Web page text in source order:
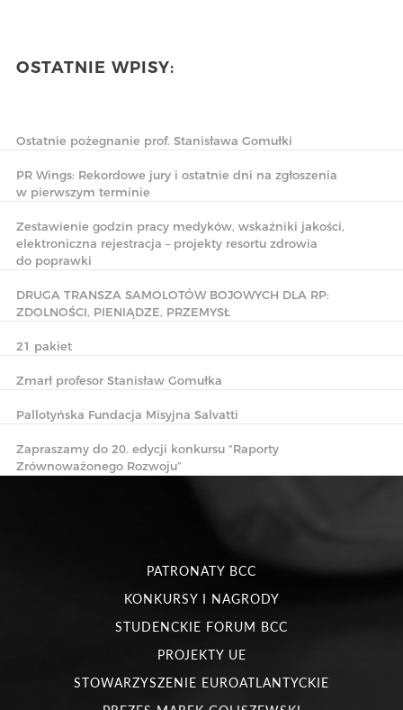
OSTATNIE WPISY:
Ostatnie pożegnanie prof. Stanisława Gomułki
PR Wings: Rekordowe jury i ostatnie dni na zgłoszenia
w pierwszym terminie
Zestawienie godzin pracy medyków, wskaźniki jakości,
elektroniczna rejestracja – projekty resortu zdrowia
do poprawki
DRUGA TRANSZA SAMOLOTÓW BOJOWYCH DLA RP:
ZDOLNOŚCI, PIENIĄDZE, PRZEMYSŁ
21 pakiet
Zmarł profesor Stanisław Gomułka
Pallotyńska Fundacja Misyjna Salvatti
Zapraszamy do 20. edycji konkursu “Raporty
Zrównoważonego Rozwoju”
PATRONATY BCC
KONKURSY I NAGRODY
STUDENCKIE FORUM BCC
PROJEKTY UE
STOWARZYSZENIE EUROATLANTYCKIE